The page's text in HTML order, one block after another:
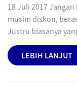
18 Juli 2017
musim diskon,
Justru biasanya
LEBIH LANJUT